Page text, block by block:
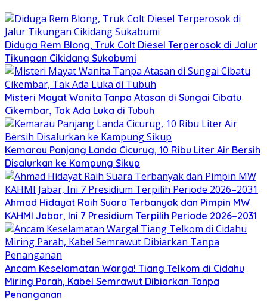
Diduga Rem Blong, Truk Colt Diesel Terperosok di Jalur
Tikungan Cikidang Sukabumi
Misteri Mayat Wanita Tanpa Atasan di Sungai Cibatu
Cikembar, Tak Ada Luka di Tubuh
Kemarau Panjang Landa Cicurug, 10 Ribu Liter Air Bersih
Disalurkan ke Kampung Sikup
Ahmad Hidayat Raih Suara Terbanyak dan Pimpin MW
KAHMI Jabar, Ini 7 Presidium Terpilih Periode 2026–2031
Ancam Keselamatan Warga! Tiang Telkom di Cidahu
Miring Parah, Kabel Semrawut Dibiarkan Tanpa
Penanganan